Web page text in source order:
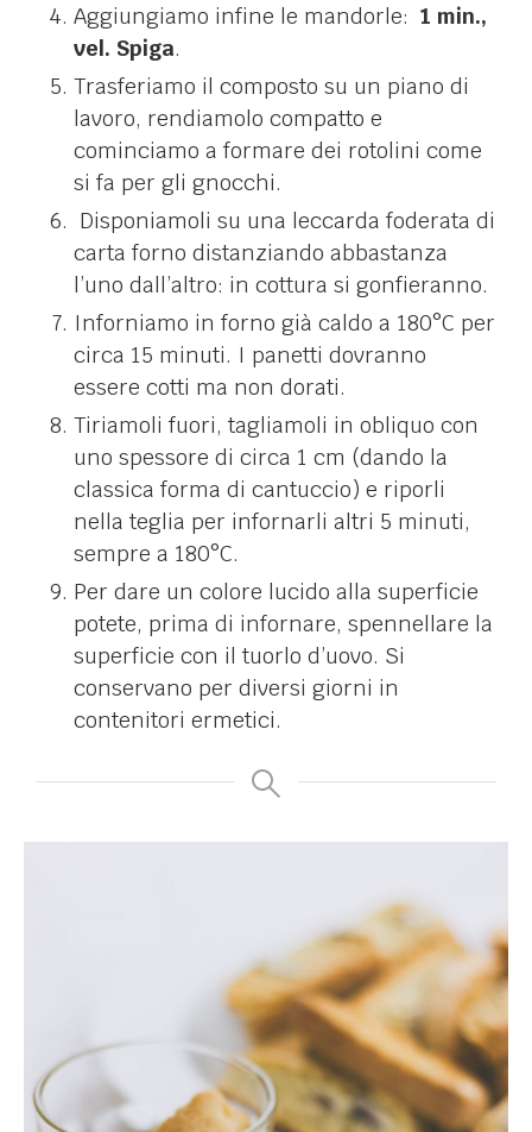
Aggiungiamo infine le mandorle: 1 min.,
vel. Spiga.
Trasferiamo il composto su un piano di
lavoro, rendiamolo compatto e
cominciamo a formare dei rotolini come
si fa per gli gnocchi.
Disponiamoli su una leccarda foderata di
carta forno distanziando abbastanza
l’uno dall’altro: in cottura si gonfieranno.
Inforniamo in forno già caldo a 180°C per
circa 15 minuti. I panetti dovranno
essere cotti ma non dorati.
Tiriamoli fuori, tagliamoli in obliquo con
uno spessore di circa 1 cm (dando la
classica forma di cantuccio) e riporli
nella teglia per infornarli altri 5 minuti,
sempre a 180°C.
Per dare un colore lucido alla superficie
potete, prima di infornare, spennellare la
superficie con il tuorlo d’uovo. Si
conservano per diversi giorni in
contenitori ermetici.